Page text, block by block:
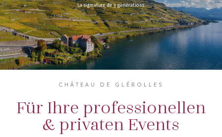
CHÂTEAU DE GLÉROLLES
Für Ihre professionellen
& privaten Events